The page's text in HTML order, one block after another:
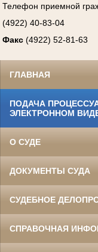
Телефон приемной
(4922) 40-83-04
Факс (4922) 52-81-63
ГЛАВНАЯ
ПОДАЧА
ЭЛЕКТРОННОМ
О СУДЕ
ДОКУМЕНТЫ СУДА
СУДЕБНОЕ
СПРАВОЧНАЯ